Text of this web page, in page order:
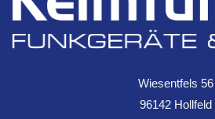
Wiesentfels 56
96142 Hollfeld